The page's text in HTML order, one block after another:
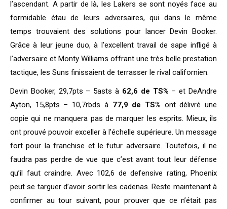
l’ascendant. A partir de là, les Lakers se sont noyés face au
formidable étau de leurs adversaires, qui dans le même
temps trouvaient des solutions pour lancer Devin Booker.
Grâce à leur jeune duo, à l’excellent travail de sape infligé à
l’adversaire et Monty Williams offrant une très belle prestation
tactique, les Suns finissaient de terrasser le rival californien.
Devin Booker, 29,7pts – 5asts à 62,6 de TS% – et DeAndre
Ayton, 15,8pts – 10,7rbds à 77,9 de TS% ont délivré une
copie qui ne manquera pas de marquer les esprits. Mieux, ils
ont prouvé pouvoir exceller à l’échelle supérieure. Un message
fort pour la franchise et le futur adversaire. Toutefois, il ne
faudra pas perdre de vue que c’est avant tout leur défense
qu’il faut craindre. Avec 102,6 de defensive rating, Phoenix
peut se targuer d’avoir sortir les cadenas. Reste maintenant à
confirmer au tour suivant, pour prouver que ce n’était pas